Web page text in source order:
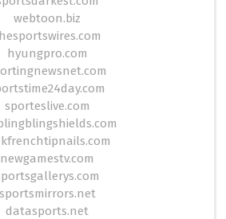
webtoon.biz
hyungpro.com
sporteslive.com
newgamestv.com
sportsmirrors.net
datasports.net